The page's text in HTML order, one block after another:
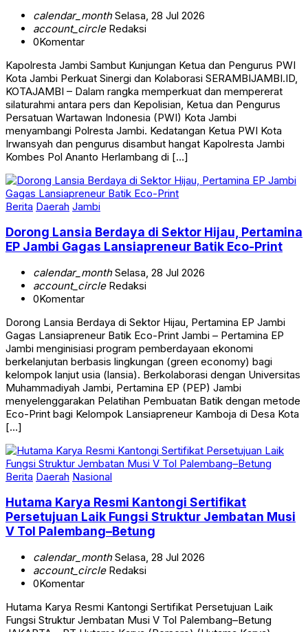
calendar_monthSelasa, 28 Jul 2026
account_circleRedaksi
0Komentar
Kapolresta Jambi Sambut Kunjungan Ketua dan Pengurus PWI
Kota Jambi Perkuat Sinergi dan Kolaborasi SERAMBIJAMBI.ID,
KOTAJAMBI – Dalam rangka memperkuat dan mempererat
silaturahmi antara pers dan Kepolisian, Ketua dan Pengurus
Persatuan Wartawan Indonesia (PWI) Kota Jambi
menyambangi Polresta Jambi. Kedatangan Ketua PWI Kota
Irwansyah dan pengurus disambut hangat Kapolresta Jambi
Kombes Pol Ananto Herlambang di […]
Berita Daerah Jambi
Dorong Lansia Berdaya di Sektor Hijau, Pertamina
EP Jambi Gagas Lansiapreneur Batik Eco-Print
calendar_monthSelasa, 28 Jul 2026
account_circleRedaksi
0Komentar
Dorong Lansia Berdaya di Sektor Hijau, Pertamina EP Jambi
Gagas Lansiapreneur Batik Eco-Print Jambi – Pertamina EP
Jambi menginisiasi program pemberdayaan ekonomi
berkelanjutan berbasis lingkungan (green economy) bagi
kelompok lanjut usia (lansia). Berkolaborasi dengan Universitas
Muhammadiyah Jambi, Pertamina EP (PEP) Jambi
menyelenggarakan Pelatihan Pembuatan Batik dengan metode
Eco-Print bagi Kelompok Lansiapreneur Kamboja di Desa Kota
[…]
Berita Daerah Nasional
Hutama Karya Resmi Kantongi Sertifikat
Persetujuan Laik Fungsi Struktur Jembatan Musi
V Tol Palembang–Betung
calendar_monthSelasa, 28 Jul 2026
account_circleRedaksi
0Komentar
Hutama Karya Resmi Kantongi Sertifikat Persetujuan Laik
Fungsi Struktur Jembatan Musi V Tol Palembang–Betung